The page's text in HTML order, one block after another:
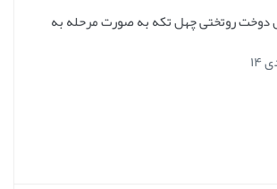
روتختی چهل تکه به صورت مرحله به